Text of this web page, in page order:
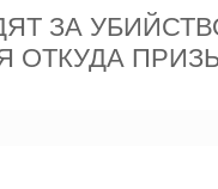
ЗА
ОТКУДА